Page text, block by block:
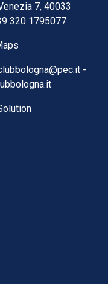
7, 40033
320 1795077
-